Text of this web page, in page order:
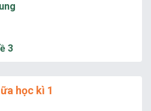
3
học kì 1